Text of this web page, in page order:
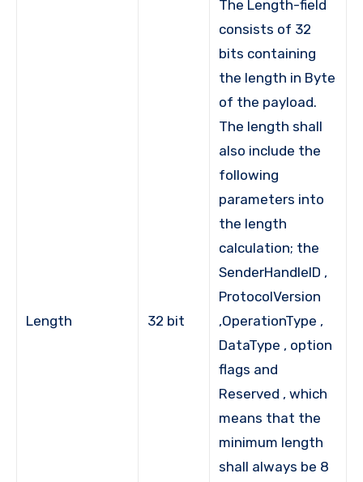
Length 32 bit
The Length-field
consists of 32
bits containing
the length in Byte
of the payload.
The length shall
also include the
following
parameters into
the length
calculation; the
SenderHandleID ,
ProtocolVersion
,OperationType ,
DataType , option
flags and
Reserved , which
means that the
minimum length
shall always be 8